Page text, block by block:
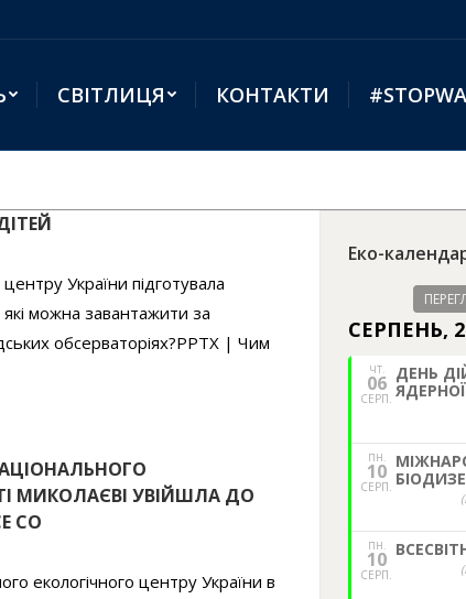
СВІТЛИЦЯ КОНТАКТИ
України підготувала
можна завантажити за
обсерваторіях?PPTX | Чим
МИКОЛАЄВІ УВІЙШЛА ДО
CO
екологічного центру України в
Еко-
СЕРПЕНЬ,
ЧТ.
06
СЕРП.
ДЕНЬ
ПН.
10
СЕРП.
ПН.
10
СЕРП.